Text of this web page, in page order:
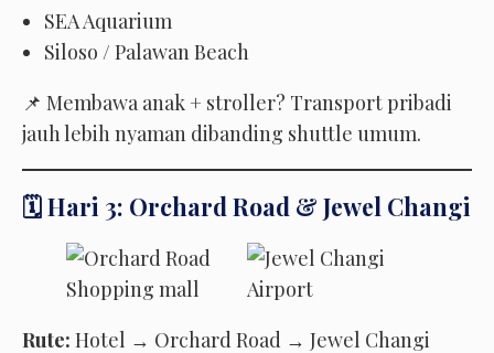
SEA Aquarium
Siloso / Palawan Beach
📌 Membawa anak + stroller? Transport pribadi
jauh lebih nyaman dibanding shuttle umum.
🗓️ Hari 3: Orchard Road & Jewel Changi
Rute: Hotel → Orchard Road → Jewel Changi